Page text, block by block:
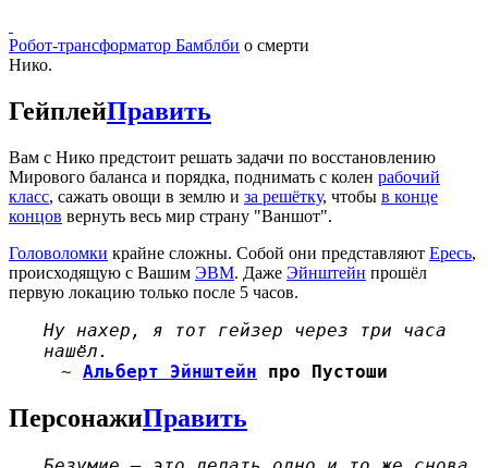
Робот-трансформатор Бамблби о смерти
Нико.
ГейплейПравить
Вам с Нико предстоит решать задачи по восстановлению
Мирового баланса и порядка, поднимать с колен рабочий
класс, сажать овощи в землю и за решётку, чтобы в конце
концов вернуть весь мир страну "Ваншот".
Головоломки крайне сложны. Собой они представляют Ересь,
происходящую с Вашим ЭВМ. Даже Эйнштейн прошёл
первую локацию только после 5 часов.
Ну нахер, я тот гейзер через три часа
нашёл.
~ Альберт Эйнштейн про Пустоши
ПерсонажиПравить